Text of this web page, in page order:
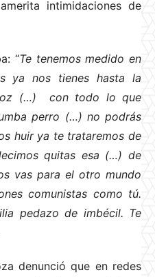
intimidaciones de
“Te tenemos medido en
ya nos tienes hasta la
(…) con todo lo que
perro (…) no podrás
huir ya te trataremos de
quitas esa (…) de
vas para el otro mundo
comunistas como tú.
pedazo de imbécil. Te
denunció que en redes